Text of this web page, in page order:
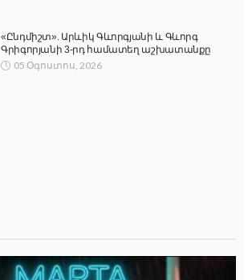
«Ընդմիշտ». Արևիկ Գևորգյանի և Գևորգ
Գրիգորյանի 3-րդ համատեղ աշխատանքը
05 Օգոստոս, 2026